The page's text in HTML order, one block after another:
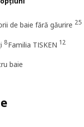
de baie fără găurire 25
8Familia TISKEN 12
baie